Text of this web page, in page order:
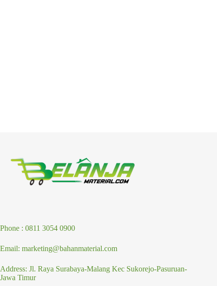
Phone : 0811 3054 0900
Email: marketing@bahanmaterial.com
Address: Jl. Raya Surabaya-Malang Kec Sukorejo-Pasuruan-
Jawa Timur